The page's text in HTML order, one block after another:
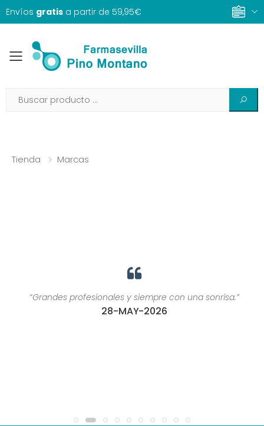
Envíos gratis a partir de 59,95€
Toggle mobile menu
Tienda Marcas
“Grandes profesionales y siempre con una sonrisa.”
28-MAY-2026